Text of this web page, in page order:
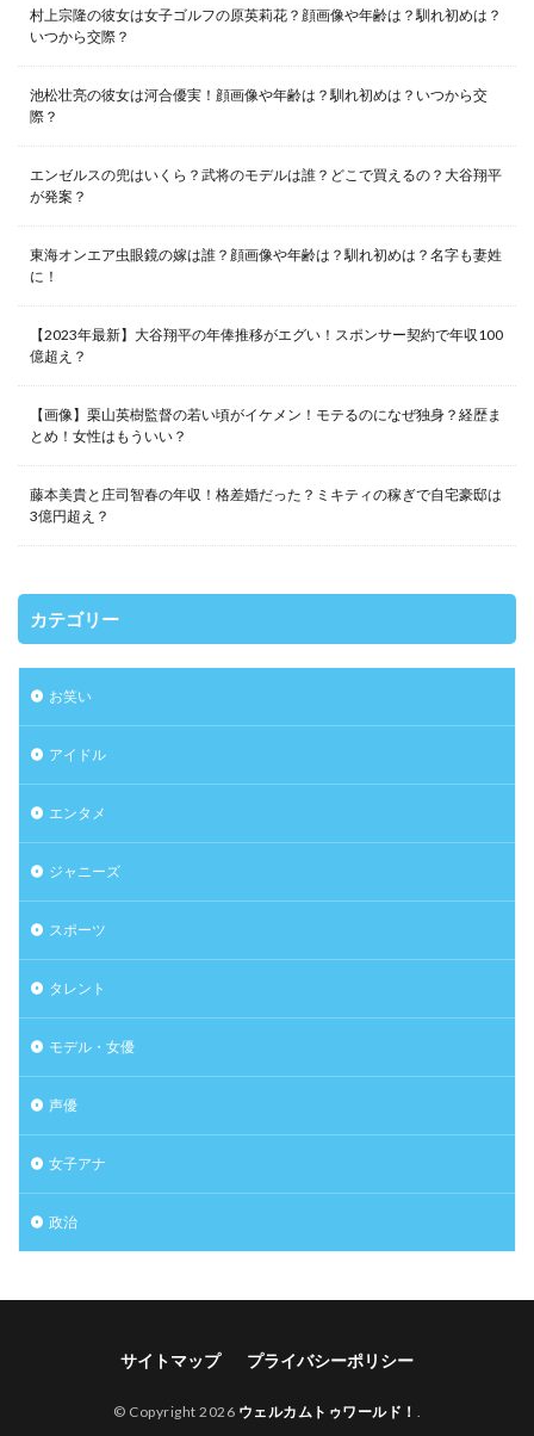
村上宗隆の彼女は女子ゴルフの原英莉花？顔画像や年齢は？馴れ初めは？
いつから交際？
池松壮亮の彼女は河合優実！顔画像や年齢は？馴れ初めは？いつから交
際？
エンゼルスの兜はいくら？武将のモデルは誰？どこで買えるの？大谷翔平
が発案？
東海オンエア虫眼鏡の嫁は誰？顔画像や年齢は？馴れ初めは？名字も妻姓
に！
【2023年最新】大谷翔平の年俸推移がエグい！スポンサー契約で年収100
億超え？
【画像】栗山英樹監督の若い頃がイケメン！モテるのになぜ独身？経歴ま
とめ！女性はもういい？
藤本美貴と庄司智春の年収！格差婚だった？ミキティの稼ぎで自宅豪邸は
3億円超え？
カテゴリー
お笑い
アイドル
エンタメ
ジャニーズ
スポーツ
タレント
モデル・女優
声優
女子アナ
政治
サイトマップ プライバシーポリシー
© Copyright 2026 ウェルカムトゥワールド！